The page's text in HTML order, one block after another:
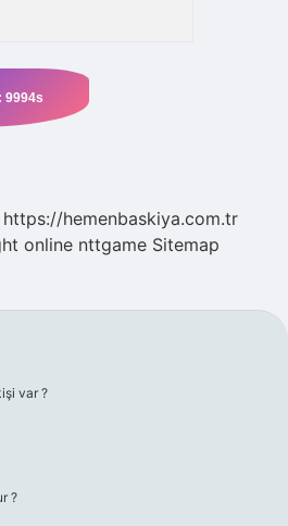
https://hemenbaskiya.com.tr
online nttgame Sitemap
var ?
?